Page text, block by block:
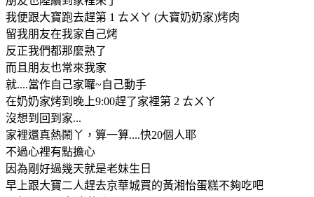
我便跟大寶跑去趕第 1 ㄊㄨㄚ (大寶奶奶家)烤肉
留我朋友在我家自己烤
反正我們都那麼熟了
而且朋友也常來我家
就....當作自己家囉~自己動手
在奶奶家烤到晚上9:00趕了家裡第 2 ㄊㄨㄚ
沒想到回到家...
家裡還真熱鬧丫，算一算....快20個人耶
不過心裡有點擔心
因為剛好過幾天就是老妹生日
早上跟大寶二人趕去京華城買的黃湘怡蛋糕不夠吃吧